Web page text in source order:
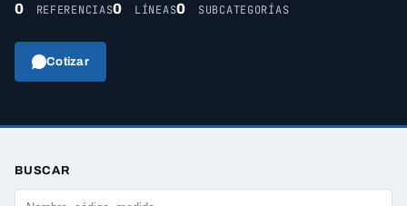
0 REFERENCIAS0 LÍNEAS0 SUBCATEGORÍAS
Cotizar
BUSCAR